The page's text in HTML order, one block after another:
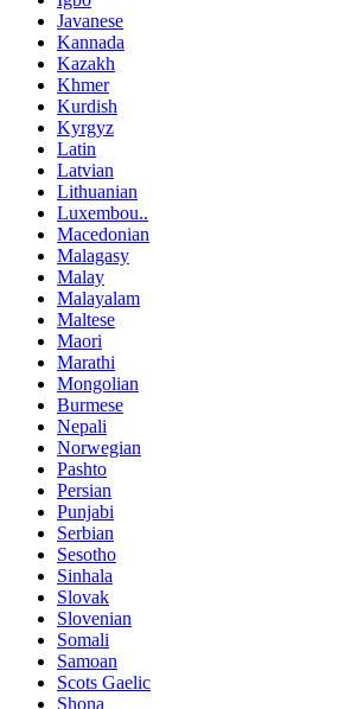
Javanese
Kannada
Kazakh
Khmer
Kurdish
Kyrgyz
Latin
Latvian
Lithuanian
Luxembou..
Macedonian
Malagasy
Malay
Malayalam
Maltese
Maori
Marathi
Mongolian
Burmese
Nepali
Norwegian
Pashto
Persian
Punjabi
Serbian
Sesotho
Sinhala
Slovak
Slovenian
Somali
Samoan
Scots Gaelic
Shona